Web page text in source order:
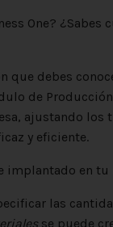
One? ¿Sabes
que debes
de
ajustando los
y eficiente.
implantado en
las
se puede